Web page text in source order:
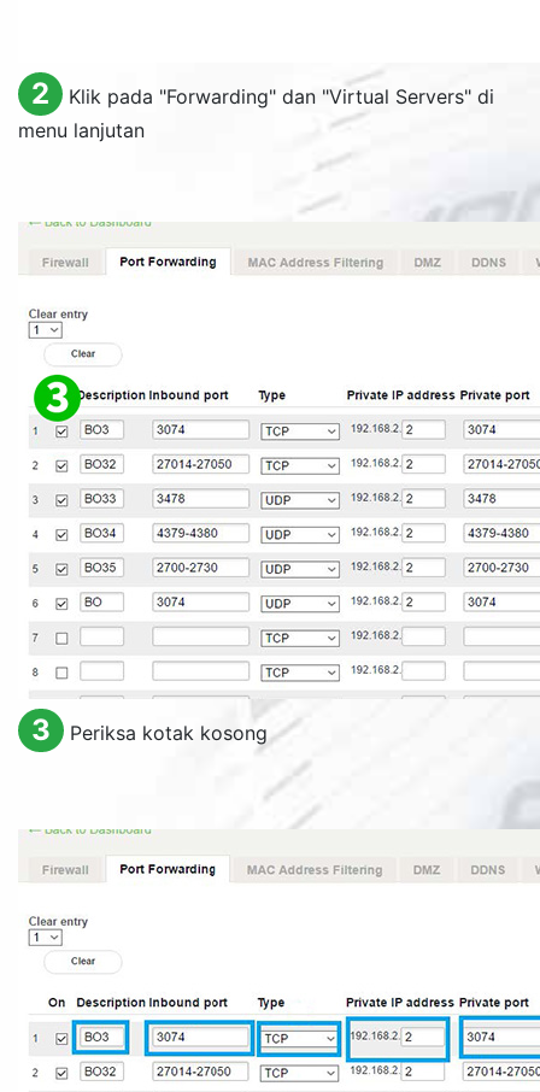
2 Klik pada "Forwarding" dan "Virtual Servers" di
menu lanjutan
3 Periksa kotak kosong